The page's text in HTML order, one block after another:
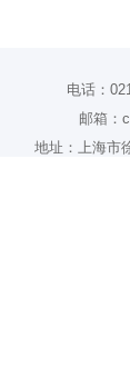
电话：
邮箱：
地址：上海市